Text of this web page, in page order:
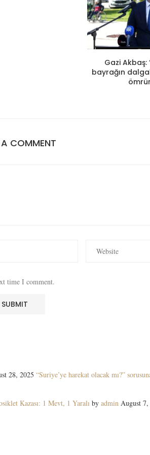
Gazi Akbaş:
bayrağın
A COMMENT
time I comment.
28, 2025 “Suriye’ye harekat olacak mı?”
Kazası: 1 Mevt, 1 Yaralı by admin August 7,